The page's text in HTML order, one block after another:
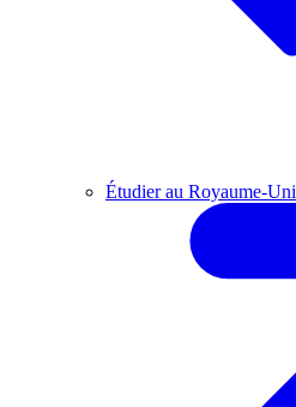
Étudier au Royaume-Uni